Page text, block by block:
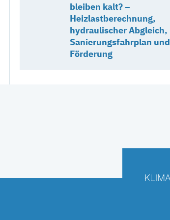
bleiben kalt? –
Heizlastberechnung,
hydraulischer Abgleich,
Sanierungsfahrplan und
Förderung